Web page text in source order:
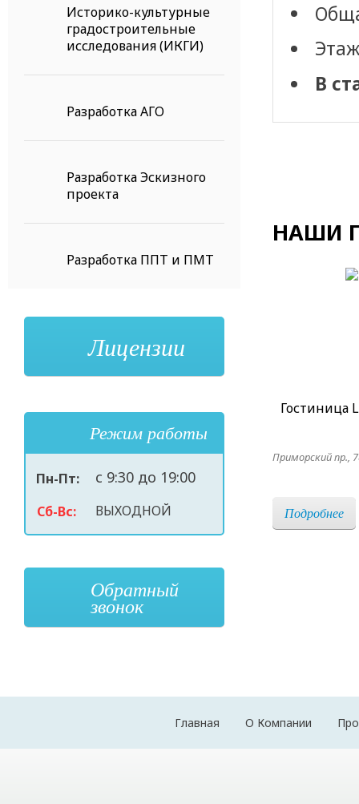
Историко-культурные
градостроительные
исследования (ИКГИ)
Разработка АГО
Разработка Эскизного
проекта
Разработка ППТ и ПМТ
Лицензии
Режим работы
Пн-Пт: с 9:30 до 19:00
Сб-Вс: ВЫХОДНОЙ
Обратный
звонок
В
НАШИ
Гостиница
Приморский пр.,
Подробнее
Главная О Компании